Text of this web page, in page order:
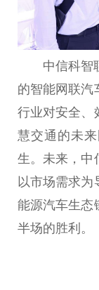
中信科智
的智能网联汽
行业对安全、
慧交通的未
生。未来，中
以市场需求
能源汽车生态
半场的胜利。